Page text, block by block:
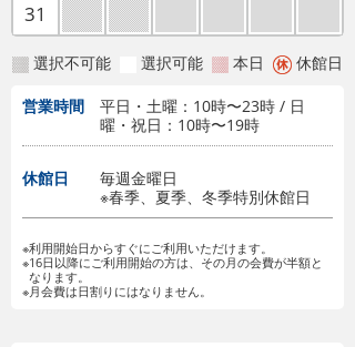
31
選択不可能 選択可能 本日 休館日
営業時間
平日・土曜：10時〜23時 / 日
曜・祝日：10時〜19時
休館日
毎週金曜日
※春季、夏季、冬季特別休館日
※利用開始日からすぐにご利用いただけます。
※16日以降にご利用開始の方は、その月の会費が半額と
なります。
※月会費は日割りにはなりません。